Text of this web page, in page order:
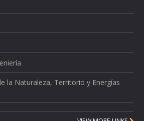
la Naturaleza, Territorio y Energías